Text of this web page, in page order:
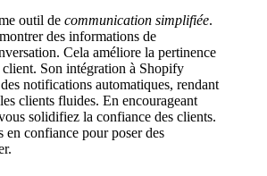
outil de communication simplifiée.
des informations de
Cela améliore la pertinence
Son intégration à Shopify
notifications automatiques, rendant
clients fluides. En encourageant
solidifiez la confiance des clients.
en confiance pour poser des